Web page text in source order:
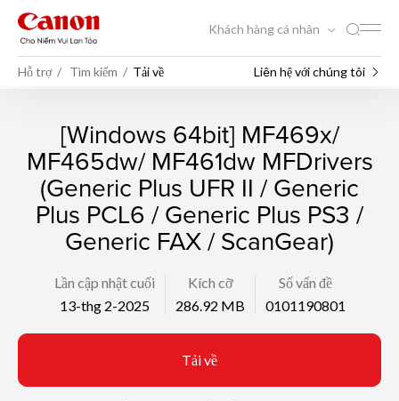
Khách hàng cá nhân
Hỗ trợ Tìm kiếm Tải về Liên hệ với chúng tôi
[Windows 64bit] MF469x/
MF465dw/ MF461dw MFDrivers
(Generic Plus UFR II / Generic
Plus PCL6 / Generic Plus PS3 /
Generic FAX / ScanGear)
Lần cập nhật cuối
13-thg 2-2025
Kích cỡ
286.92 MB
Số vấn đề
0101190801
Tải về